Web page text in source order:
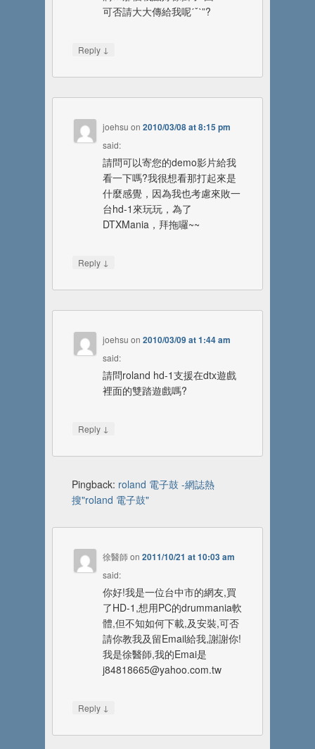
可否請大大傳給我呢ˊˇˋ”?
Reply ↓
joehsu on2010/03/08 at 8:15 pm
said:
請問可以寄您的demo影片給我
看一下嗎?我很想看那打起來是
什麼感覺，因為我也考慮來敗一
台hd-1來玩玩，為了
DTXMania，拜拖囉~~
Reply ↓
joehsu on2010/03/09 at 1:44 am
said:
請問roland hd-1支援在dtx遊戲
裡面的雙踏遊戲嗎?
Reply ↓
Pingback: roland 電子鼓 -網誌熱
搜"roland 電子鼓"
徐醫師on2011/10/21 at 10:03 am
said:
你好!我是一位台中市的網友,買
了HD-1,想用PC的drummania軟
體,但不知如何下載,及安裝,可否
請你教我及留Email給我,謝謝你!
我是徐醫師,我的Emai是
j84818665@yahoo.com.tw
Reply ↓